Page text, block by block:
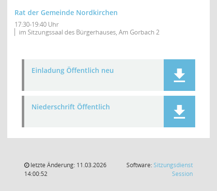
Rat der Gemeinde Nordkirchen
17:30-19:40 Uhr
im Sitzungssaal des Bürgerhauses, Am Gorbach 2
Einladung Öffentlich neu
Niederschrift Öffentlich
letzte Änderung: 11.03.2026
14:00:52
Software:Sitzungsdienst
Session(Wird in